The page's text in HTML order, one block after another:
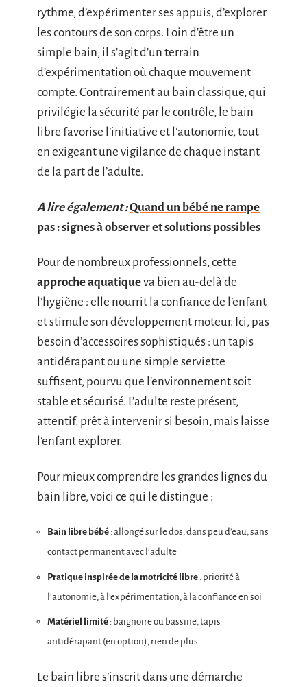
rythme, d’expérimenter ses appuis, d’explorer
les contours de son corps. Loin d’être un
simple bain, il s’agit d’un terrain
d’expérimentation où chaque mouvement
compte. Contrairement au bain classique, qui
privilégie la sécurité par le contrôle, le bain
libre favorise l’initiative et l’autonomie, tout
en exigeant une vigilance de chaque instant
de la part de l’adulte.
A lire également :Quand un bébé ne rampe
pas : signes à observer et solutions possibles
Pour de nombreux professionnels, cette
approche aquatiqueva bien au-delà de
l’hygiène : elle nourrit la confiance de l’enfant
et stimule son développement moteur. Ici, pas
besoin d’accessoires sophistiqués : un tapis
antidérapant ou une simple serviette
suffisent, pourvu que l’environnement soit
stable et sécurisé. L’adulte reste présent,
attentif, prêt à intervenir si besoin, mais laisse
l’enfant explorer.
Pour mieux comprendre les grandes lignes du
bain libre, voici ce qui le distingue :
Bain libre bébé : allongé sur le dos, dans peu d’eau, sans
contact permanent avec l’adulte
Pratique inspirée de la motricité libre : priorité à
l’autonomie, à l’expérimentation, à la confiance en soi
Matériel limité : baignoire ou bassine, tapis
antidérapant (en option), rien de plus
Le bain libre s’inscrit dans une démarche